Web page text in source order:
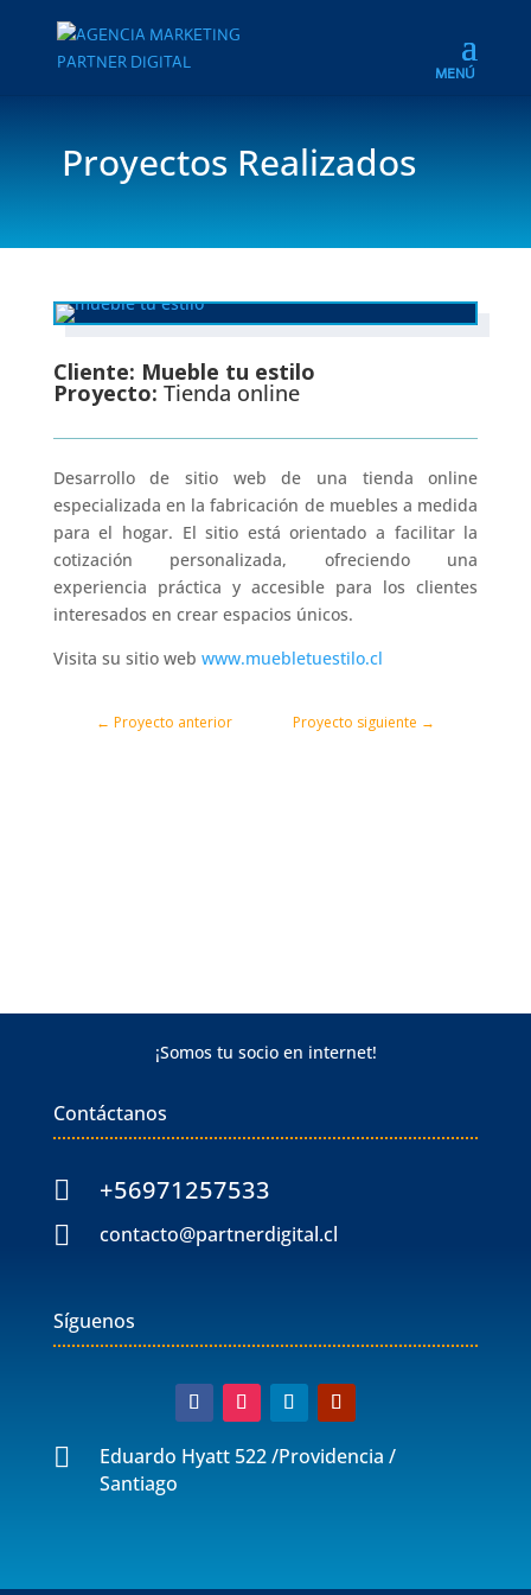
Proyectos Realizados
Cliente: Mueble tu estilo
Proyecto: Tienda online
Desarrollo de sitio web de una tienda online
especializada en la fabricación de muebles a medida
para el hogar. El sitio está orientado a facilitar la
cotización personalizada, ofreciendo una
experiencia práctica y accesible para los clientes
interesados en crear espacios únicos.
Visita su sitio web www.muebletuestilo.cl
← Proyecto anterior Proyecto siguiente →
¡Somos tu socio en internet!
Contáctanos
 +56971257533
 contacto@partnerdigital.cl
Síguenos

Eduardo Hyatt 522 /Providencia /
Santiago